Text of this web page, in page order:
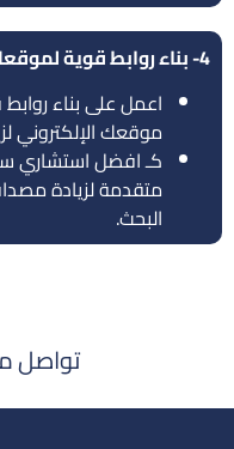
4- بناء روابط قوية لموقعك الإلكتروني:
اعمل على بناء
موقعك الإلكتروني
متقدمة لزيادة
البحث.
تواصل